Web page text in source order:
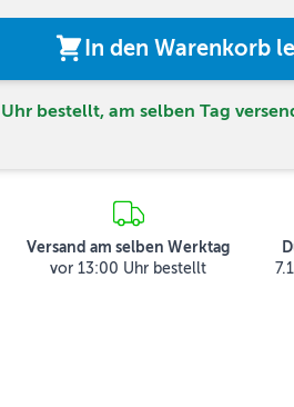
In den Warenkorb
bestellt, am selben Tag
Versand am selben Werktag
vor 13:00 Uhr bestellt